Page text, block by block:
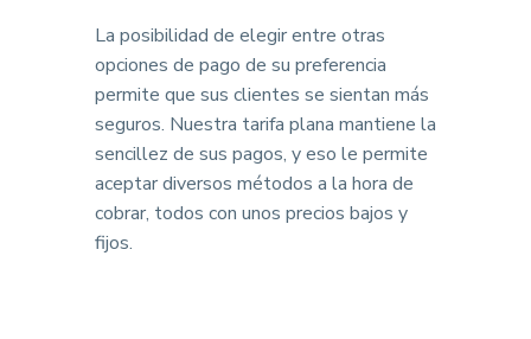
La posibilidad de elegir entre otras
opciones de pago de su preferencia
permite que sus clientes se sientan más
seguros. Nuestra tarifa plana mantiene la
sencillez de sus pagos, y eso le permite
aceptar diversos métodos a la hora de
cobrar, todos con unos precios bajos y
fijos.